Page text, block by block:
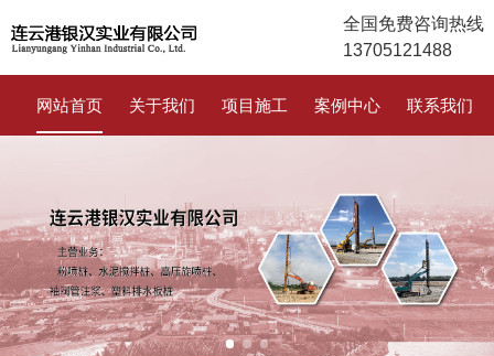
全国免费咨询热线
13705121488
网站首页 关于我们 项目施工 案例中心 联系我们